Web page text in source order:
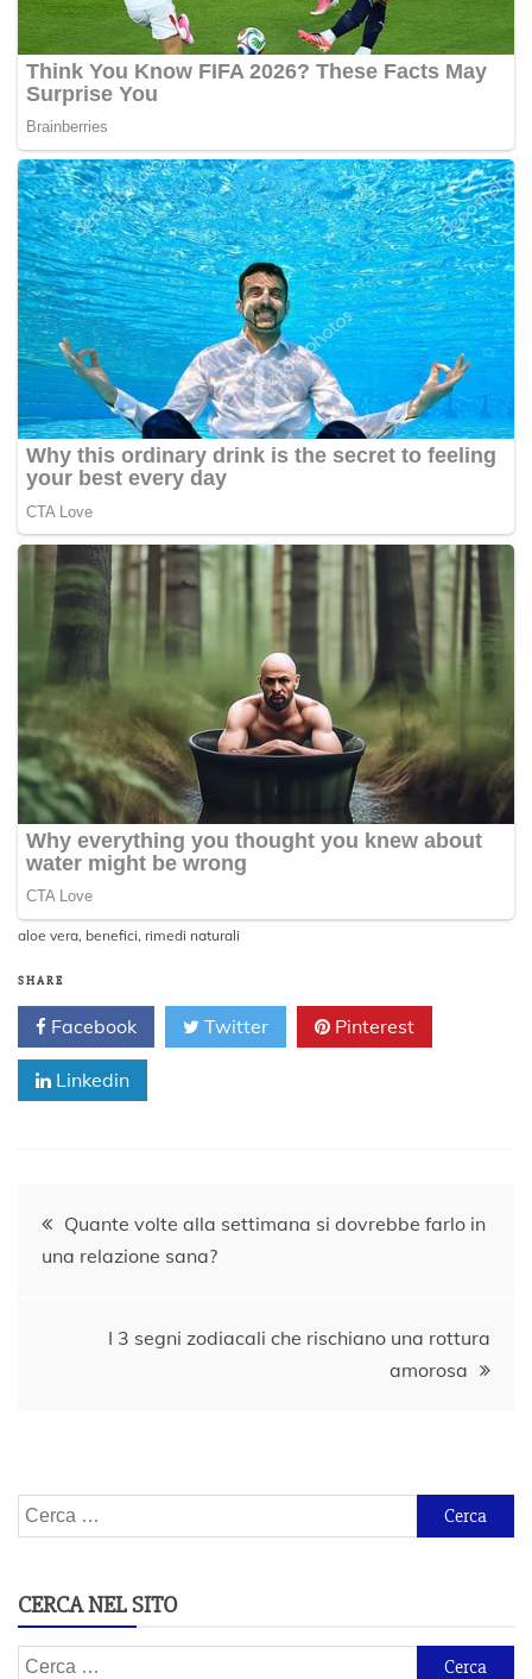
aloe vera, benefici, rimedi naturali
SHARE
Facebook Twitter Pinterest
Linkedin
Navigazione
articoli
Quante volte alla settimana si dovrebbe farlo in
una relazione sana?
I 3 segni zodiacali che rischiano una rottura
amorosa
Ricerca
per:
CERCA NEL SITO
Ricerca